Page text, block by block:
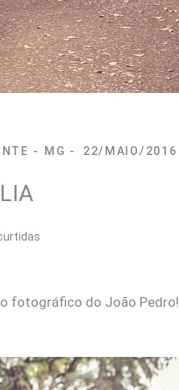
- MG 22/MAIO/2016
fotográfico do João Pedro!